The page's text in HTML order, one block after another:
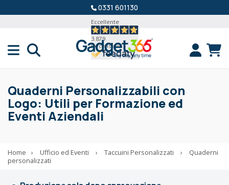
0331 601130
Eccellente
3.879
Recensioni
Quaderni Personalizzabili con
Logo: Utili per Formazione ed
Eventi Aziendali
Home › Ufficio ed Eventi › Taccuini Personalizzati ›
Quaderni
personalizzati